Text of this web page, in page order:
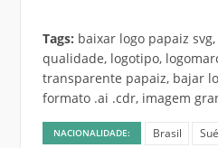
Tags: baixar logo papaiz
qualidade, logotipo,
transparente papaiz, bajar
formato .ai .cdr, imagem
NACIONALIDADE: Brasil